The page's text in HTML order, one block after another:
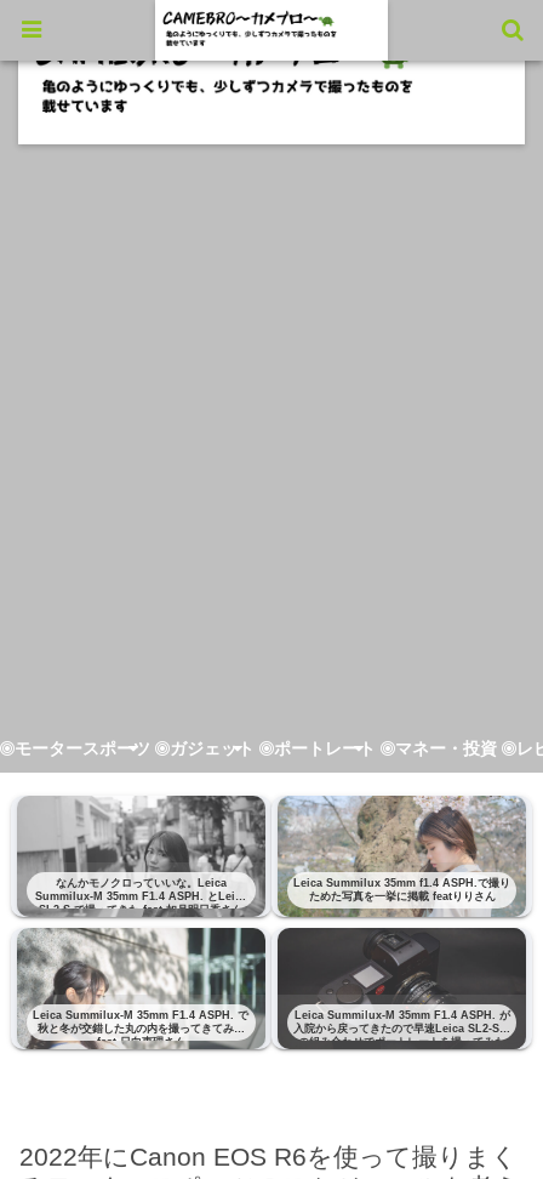
モータースポーツ ガジェット ポートレート マネー・投資 レ
なんかモノクロっていいな。Leica
Summilux-M 35mm F1.4 ASPH. とLeica
SL2-S で撮ってきた feat 如月明日香さん
Leica Summilux 35mm f1.4 ASPH.で撮り
ためた写真を一挙に掲載 featりりさん
Leica Summilux-M 35mm F1.4 ASPH. で
秋と冬が交錯した丸の内を撮ってきてみた
feat 日向恵理さん
Leica Summilux-M 35mm F1.4 ASPH. が
入院から戻ってきたので早速Leica SL2-Sと
の組み合わせでポートレートを撮ってみた
feat りりさん
2022年にCanon EOS R6を使って撮りまく